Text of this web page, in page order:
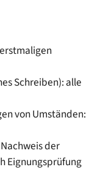
Schreiben): alle
von Umständen:
der
Eignungsprüfung